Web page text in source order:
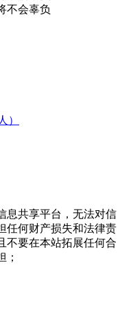
）
息共享平台，无法对信
任何财产损失和法律责
不要在本站拓展任何合
；